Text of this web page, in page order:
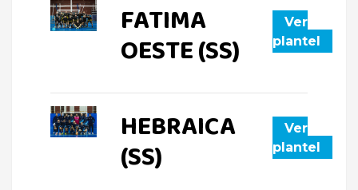
FATIMA
OESTE (SS)
Ver
plantel
HEBRAICA
(SS)
Ver
plantel